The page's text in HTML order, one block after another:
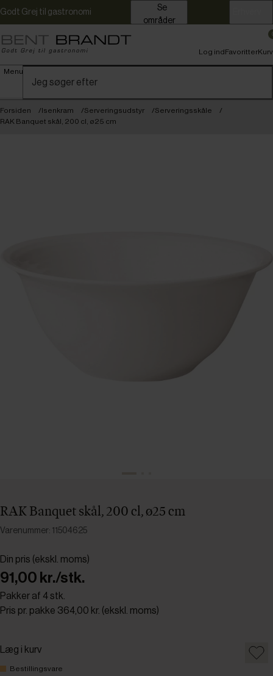
Godt Grej til gastronomi
områder
Menu
Log indFavoritterKurv
Forsiden Isenkram Serveringsudstyr
Serveringsskåle
RAK Banquet skål, 200 cl, ø25 cm
RAK Banquet skål, 200 cl, ø25 cm
Varenummer: 11504625
Din pris (ekskl. moms)
91,00 kr./stk.
Pakker af 4 stk.
Pris pr. pakke 364,00 kr. (ekskl. moms)
Læg i kurv
Bestillingsvare